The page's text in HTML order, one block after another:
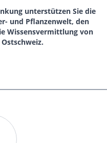
unterstützen Sie die
und Pflanzenwelt, den
Wissensvermittlung von